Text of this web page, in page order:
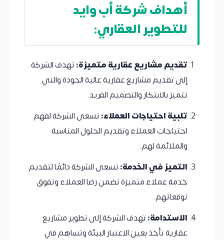
أهداف شركة أب وايد
للتطوير العقاري:
تقديم مشاريع عقارية متميزة:تهدف الشركة
إلى تقديم مشاريع عقارية عالية الجودة والتي
تتميز بالابتكار والتصميم الفريد.
تلبية احتياجات العملاء:تسعى الشركة لفهم
احتياجات العملاء وتقديم الحلول المناسبة
والملائمة لهم.
التميز في الخدمة:تسعى الشركة دائمًا لتقديم
خدمة عملاء متميزة تضمن رضا العملاء وتفوق
توقعاتهم.
الاستدامة:تهدف الشركة إلى تطوير مشاريع
عقارية تأخذ بعين الاعتبار البيئة وتساهم في